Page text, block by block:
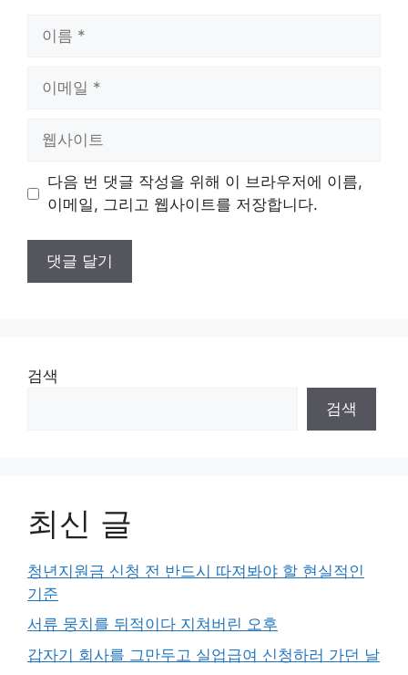
트
다음 번 댓글 작성을 위해 이 브라우저에 이름,
이메일, 그리고 웹사이트를 저장합니다.
검색
검색
최신 글
청년지원금 신청 전 반드시 따져봐야 할 현실적인
기준
서류 뭉치를 뒤적이다 지쳐버린 오후
갑자기 회사를 그만두고 실업급여 신청하러 가던 날